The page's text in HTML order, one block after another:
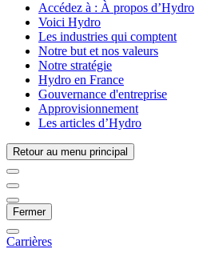
Accédez à : À propos d’Hydro
Voici Hydro
Les industries qui comptent
Notre but et nos valeurs
Notre stratégie
Hydro en France
Gouvernance d'entreprise
Approvisionnement
Les articles d’Hydro
Retour au menu principal
Fermer
Carrières